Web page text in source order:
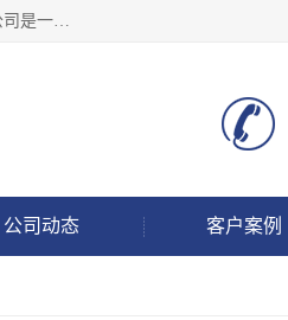
深圳市鼎尊时代科技有限公司主要从事：IP网络定压广播功放厂家、IP网络防水音柱厂家、校园IP网络广播系统厂家；公司是一家集研发、生产、销售公共广播器材于一体的现代电子科技企业。公司成立多年来，本着“自主研发技术、开拓稳定的产品”的宗旨，集多年的行业经验，引航广播行业的迅猛发展，使产品能够适应时代技术发展的需要。
公司动态 客户案例